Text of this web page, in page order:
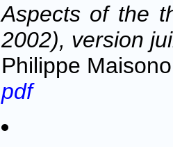
Aspects of the
2002), version
Philippe
pdf